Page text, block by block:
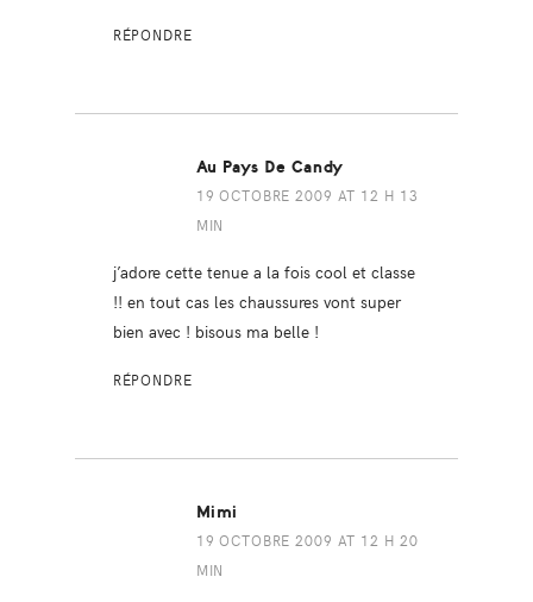
RÉPONDRE
Au Pays De Candy
19 OCTOBRE 2009 AT 12 H 13
MIN
j’adore cette tenue a la fois cool et classe
!! en tout cas les chaussures vont super
bien avec ! bisous ma belle !
RÉPONDRE
Mimi
19 OCTOBRE 2009 AT 12 H 20
MIN